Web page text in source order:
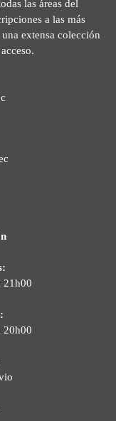
las áreas del
a las más
extensa colección
21h00
20h00